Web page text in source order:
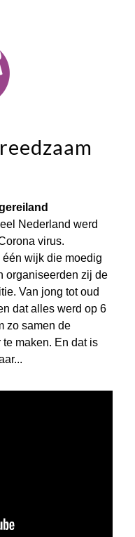
Nederland werd
virus.
wijk die moedig
organiseerden zij de
Van jong tot oud
dat alles werd op 6
zo samen de
maken. En dat is